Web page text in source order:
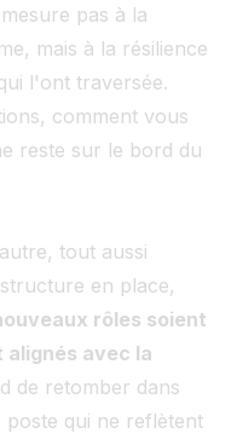
pas à la
mais à la résilience
l'ont traversée.
comment vous
reste sur le bord du
tout aussi
en place,
rôles soient
avec la
de retomber dans
poste qui ne reflètent